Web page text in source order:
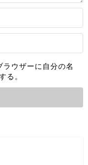
ウザーに自分の名
る。